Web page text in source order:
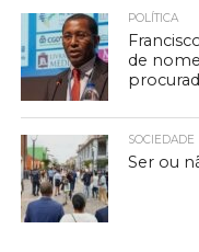
POLÍTICA
de
SOCIEDADE
Ser ou